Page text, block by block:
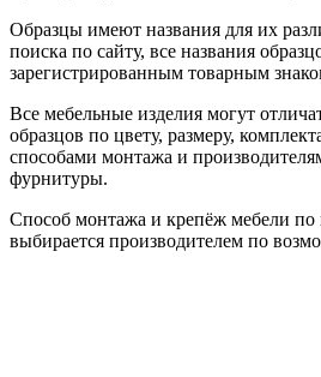
Образцы имеют названия для их
поиска по сайту, все названия
зарегистрированным товарным
Все мебельные изделия могут
образцов по цвету, размеру,
способами монтажа и
фурнитуры.
Способ монтажа и крепёж мебели по
выбирается производителем по